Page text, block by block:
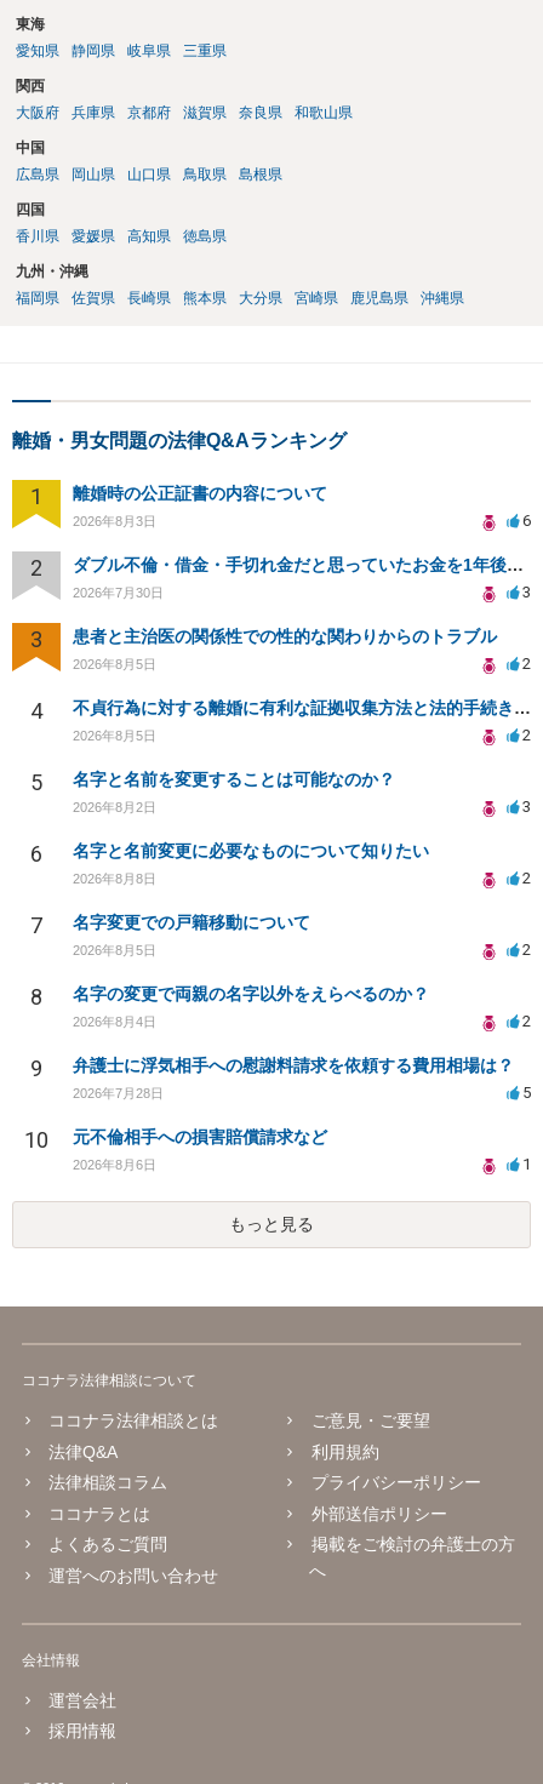
東海
愛知県
静岡県 岐阜県 三重県
関西
大阪府
兵庫県 京都府 滋賀県 奈良県 和歌山県
中国
広島県
岡山県 山口県 鳥取県 島根県
四国
香川県
愛媛県 高知県 徳島県
九州・沖縄
福岡県
佐賀県 長崎県 熊本県 大分県 宮崎県 鹿児島県 沖縄県
離婚・男女問題の法律Q&Aランキング
1 離婚時の公正証書の内容について
2026年8月3日 6
2 ダブル不倫・借金・手切れ金だと思っていたお金を1年後いまさら脅迫罪として通知書が来てまとめて請求
2026年7月30日 3
3 患者と主治医の関係性での性的な関わりからのトラブル
2026年8月5日 2
4 不貞行為に対する離婚に有利な証拠収集方法と法的手続きについて
2026年8月5日 2
5 名字と名前を変更することは可能なのか？
2026年8月2日 3
6 名字と名前変更に必要なものについて知りたい
2026年8月8日 2
7 名字変更での戸籍移動について
2026年8月5日 2
8 名字の変更で両親の名字以外をえらべるのか？
2026年8月4日 2
9 弁護士に浮気相手への慰謝料請求を依頼する費用相場は？
2026年7月28日 5
10 元不倫相手への損害賠償請求など
2026年8月6日 1
もっと見る
ココナラ法律相談について
ココナラ法律相談とは
法律Q&A
法律相談コラム
ココナラとは
よくあるご質問
運営へのお問い合わせ
ご意見・ご要望
利用規約
プライバシーポリシー
外部送信ポリシー
掲載をご検討の弁護士の方
へ
会社情報
運営会社
採用情報